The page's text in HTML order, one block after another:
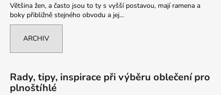
Většina žen, a často jsou to ty s vyšší postavou, mají ramena a
boky přibližně stejného obvodu a jej...
ARCHIV
Rady, tipy, inspirace při výběru oblečení pro
plnoštíhlé